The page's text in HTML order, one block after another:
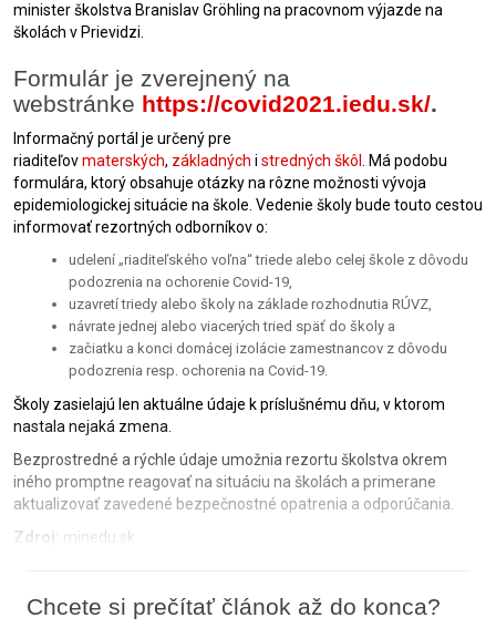
minister školstva Branislav Gröhling na pracovnom výjazde na
školách v Prievidzi.
Formulár je zverejnený na
webstránke https://covid2021.iedu.sk/.
Informačný portál je určený pre
riaditeľovmaterských, základných i stredných škôl
. Má podobu
formulára, ktorý obsahuje otázky na rôzne možnosti vývoja
epidemiologickej situácie na škole. Vedenie školy bude touto cestou
informovať rezortných odborníkov o:
udelení „riaditeľského voľna“ triede alebo celej škole z dôvodu
podozrenia na ochorenie Covid-19,
uzavretí triedy alebo školy na základe rozhodnutia RÚVZ,
návrate jednej alebo viacerých tried späť do školy a
začiatku a konci domácej izolácie zamestnancov z dôvodu
podozrenia resp. ochorenia na Covid-19.
Školy zasielajú len aktuálne údaje k príslušnému dňu, v ktorom
nastala nejaká zmena.
Bezprostredné a rýchle údaje umožnia rezortu školstva okrem
iného promptne reagovať na situáciu na školách a primerane
aktualizovať zavedené bezpečnostné opatrenia a odporúčania.
Zdroj: minedu.sk
Chcete si prečítať článok až do konca?